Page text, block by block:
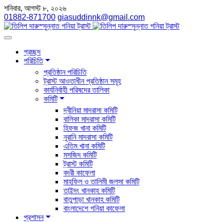
শনিবার, আগস্ট ৮, ২০২৬
01882-871700 giasuddinnk@gmail.com
প্রচ্ছদ
পরিচিতি
প্রতিষ্ঠান পরিচিতি
ট্রাস্ট আওতাধীন প্রতিষ্ঠান সমূহ
কার্যনির্বাহী পরিষদের তালিকা
কমিটি
দ্বীনিয়া মাদরাসা কমিটি
বালিকা মাদরাসা কমিটি
হিফজ খানা কমিটি
নূরানি মাদরাসা কমিটি
এতিম খানা কমিটি
মসজিদ কমিটি
ট্রাস্ট কমিটি
বদরী কাফেলা
মাহফিল ও তালিমী জলসা কমিটি
তাইন্দং খানকাহ কমিটি
বাতুপাড়া খানকাহ কমিটি
বাংলাদেশে গনিয়া কাফেলা
প্রশাসন